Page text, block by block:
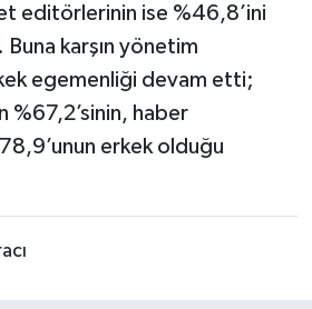
editörlerinin ise %46,8’ini
karşın yönetim
egemenliği devam etti;
%67,2’sinin, haber
erkek olduğu